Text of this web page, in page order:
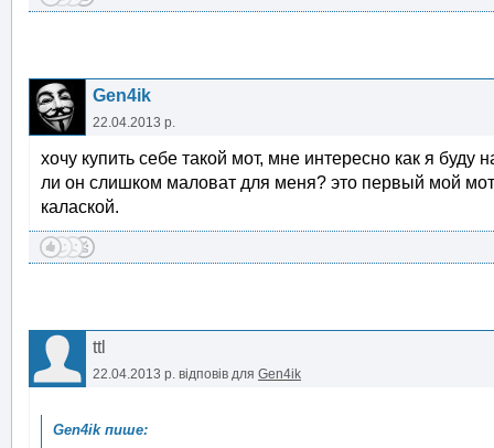
Gen4ik
22.04.2013 р.
хочу купить себе такой мот, мне интересно как я буду
ли он слишком маловат для меня? это первый мой
калаской.
ttl
22.04.2013 р. відповів для Gen4ik